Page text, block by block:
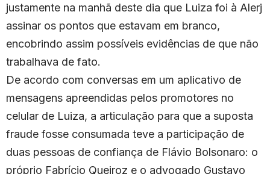
justamente na manhã deste dia que Luiza foi à Alerj
assinar os pontos que estavam em branco,
encobrindo assim possíveis evidências de que não
trabalhava de fato.
De acordo com conversas em um aplicativo de
mensagens apreendidas pelos promotores no
celular de Luiza, a articulação para que a suposta
fraude fosse consumada teve a participação de
duas pessoas de confiança de Flávio Bolsonaro: o
próprio Fabrício Queiroz e o advogado Gustavo